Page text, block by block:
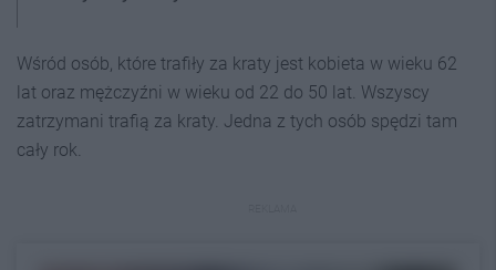
Wśród osób, które trafiły za kraty jest kobieta w wieku 62
lat oraz mężczyźni w wieku od 22 do 50 lat. Wszyscy
zatrzymani trafią za kraty. Jedna z tych osób spędzi tam
cały rok.